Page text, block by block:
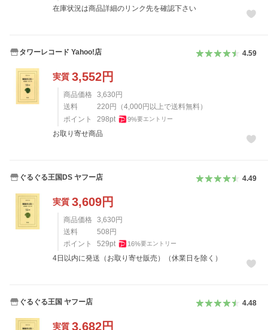
在庫状況は商品詳細のリンク先を確認下さい
タワーレコード Yahoo!店 4.59
実質 3,552円
商品価格 3,630 円
送料
220 円 （4,000 円以上で送料無料）
ポイント
298pt 9%要エントリー
お取り寄せ商品
ぐるぐる王国DS ヤフー店 4.49
実質 3,609円
商品価格 3,630 円
送料
508 円
ポイント
529pt 16%要エントリー
4日以内に発送（お取り寄せ販売）（休業日を除く）
ぐるぐる王国 ヤフー店 4.48
実質 3,682円